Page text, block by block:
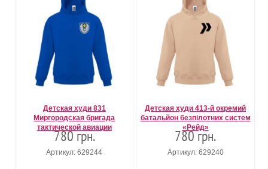
Детская худи 831
Миргородская бригада
тактической авиации
780 грн.
Артикул: 629244
Детская худи 413-й окремий
батальйон безпілотних систем
«Рейд»
780 грн.
Артикул: 629240